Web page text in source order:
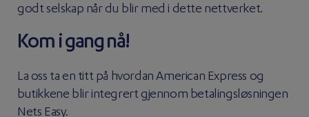
godt selskap når du blir med i dette nettverket.
Kom i gang nå!
La oss ta en titt på hvordan American Express og
butikkene blir integrert gjennom betalingsløsningen
Nets Easy.